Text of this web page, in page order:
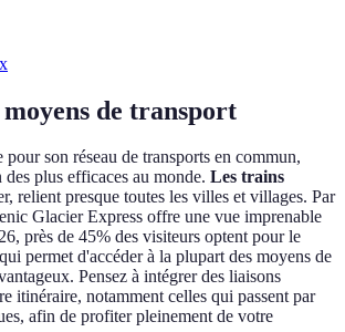
de transport
pour son réseau de transports en commun,
plus efficaces au monde. Les trains
relient presque toutes les villes et villages. Par
Glacier Express offre une vue imprenable
près de 45% des visiteurs optent pour le
permet d'accéder à la plupart des moyens de
Pensez à intégrer des liaisons
itinéraire, notamment celles qui passent par
afin de profiter pleinement de votre